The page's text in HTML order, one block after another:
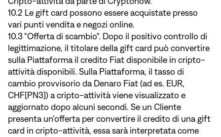
10.2 Le gift card possono essere acquistate presso
vari punti vendita e negozi online.
10.3 "Offerta di scambio". Dopo il positivo controllo di
legittimazione, il titolare della gift card può convertire
sulla Piattaforma il credito Fiat disponibile in cripto-
attività disponibili. Sulla Piattaforma, il tasso di
cambio provvisorio da Denaro Fiat (ad es. EUR,
CHF[PN3]) a cripto-attività viene visualizzato e
aggiornato dopo alcuni secondi. Se un Cliente
presenta un’offerta per convertire il credito di una gift
card in cripto-attività, essa sarà interpretata come